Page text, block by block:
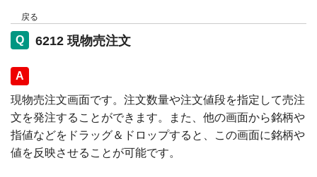
戻る
6212 現物売注文
回答
現物売注文画面です。注文数量や注文値段を指定して売注
文を発注することができます。また、他の画面から銘柄や
指値などをドラッグ＆ドロップすると、この画面に銘柄や
値を反映させることが可能です。